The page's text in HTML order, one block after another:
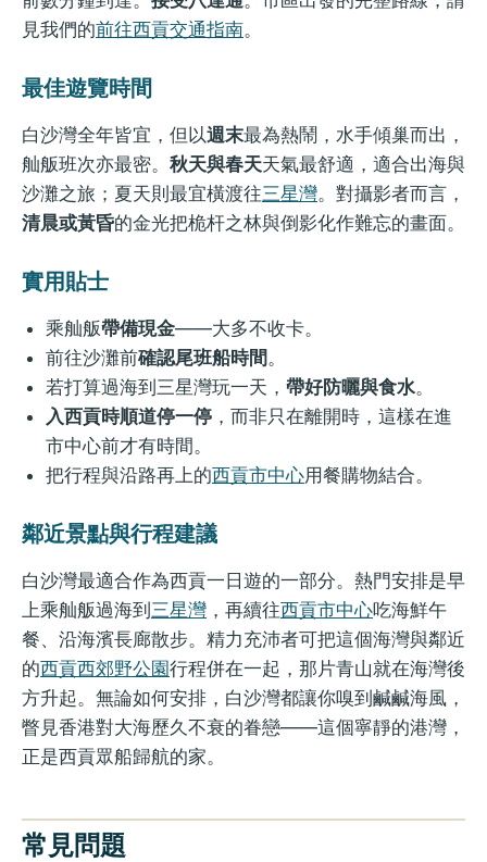
見我們的前往西貢交通指南。
最佳遊覽時間
白沙灣全年皆宜，但以週末最為熱鬧，水手傾巢而出，
舢舨班次亦最密。 秋天與春天天氣最舒適，適合出海與
沙灘之旅；夏天則最宜橫渡往三星灣。對攝影者而言，
清晨或黃昏的金光把桅杆之林與倒影化作難忘的畫面。
實用貼士
乘舢舨帶備現金——大多不收卡。
前往沙灘前確認尾班船時間。
若打算過海到三星灣玩一天，帶好防曬與食水。
入西貢時順道停一停 ，而非只在離開時，這樣在進
市中心前才有時間。
把行程與沿路再上的西貢市中心用餐購物結合。
鄰近景點與行程建議
白沙灣最適合作為西貢一日遊的一部分。熱門安排是早
上乘舢舨過海到 三星灣 ，再續往西貢市中心吃海鮮午
餐、沿海濱長廊散步。精力充沛者可把這個海灣與鄰近
的西貢西郊野公園行程併在一起，那片青山就在海灣後
方升起。無論如何安排，白沙灣都讓你嗅到鹹鹹海風，
瞥見香港對大海歷久不衰的眷戀——這個寧靜的港灣，
正是西貢眾船歸航的家。
常見問題